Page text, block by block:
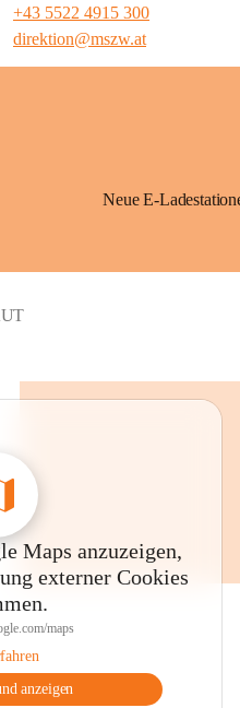
+43 5522 4915 300
direktion@mszw.at
Maps anzuzeigen,
externer Cookies
maps
anzeigen